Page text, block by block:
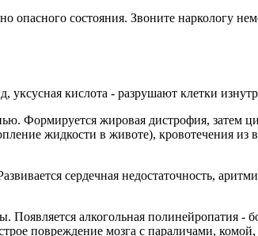
состояния. Звоните наркологу
уксусная кислота - разрушают клетки
Формируется жировая дистрофия, затем
жидкости в животе), кровотечения
сердечная недостаточность,
алкогольная полинейропатия -
повреждение мозга с параличами,